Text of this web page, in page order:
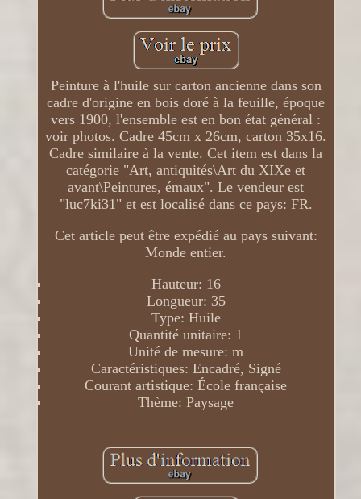
Peinture à l'huile sur carton ancienne dans son
cadre d'origine en bois doré à la feuille, époque
vers 1900, l'ensemble est en bon état général :
voir photos. Cadre 45cm x 26cm, carton 35x16.
Cadre similaire à la vente. Cet item est dans la
catégorie "Art, antiquités\Art du XIXe et
avant\Peintures, émaux". Le vendeur est
"luc7ki31" et est localisé dans ce pays: FR.
Cet article peut être expédié au pays suivant:
Monde entier.
Hauteur: 16
Longueur: 35
Type: Huile
Quantité unitaire: 1
Unité de mesure: m
Caractéristiques: Encadré, Signé
Courant artistique: École française
Thème: Paysage